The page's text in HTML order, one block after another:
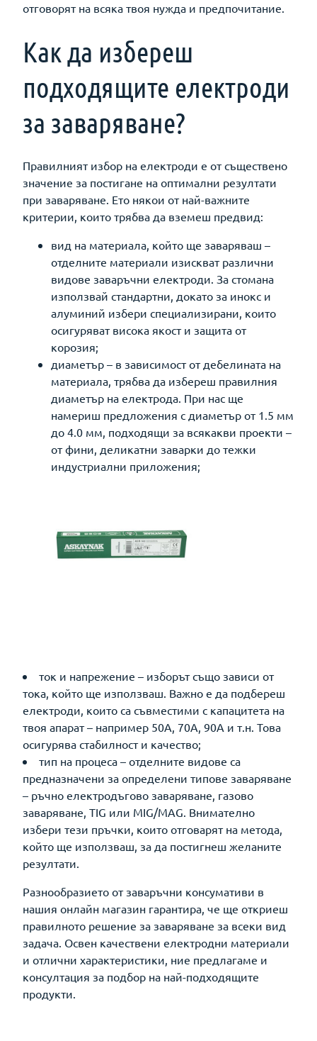
отговорят на всяка твоя нужда и предпочитание.
Как да избереш
подходящите електроди
за заваряване?
Правилният избор на електроди е от съществено
значение за постигане на оптимални резултати
при заваряване. Ето някои от най-важните
критерии, които трябва да вземеш предвид:
вид на материала, който ще заваряваш –
отделните материали изискват различни
видове заваръчни електроди. За стомана
използвай стандартни, докато за инокс и
алуминий избери специализирани, които
осигуряват висока якост и защита от
корозия;
диаметър – в зависимост от дебелината на
материала, трябва да избереш правилния
диаметър на електрода. При нас ще
намериш предложения с диаметър от 1.5 мм
до 4.0 мм, подходящи за всякакви проекти –
от фини, деликатни заварки до тежки
индустриални приложения;
ток и напрежение – изборът също зависи от
тока, който ще използваш. Важно е да подбереш
електроди, които са съвместими с капацитета на
твоя апарат – например 50A, 70A, 90A и т.н. Това
осигурява стабилност и качество;
тип на процеса – отделните видове са
предназначени за определени типове заваряване
– ръчно електродъгово заваряване, газово
заваряване, TIG или MIG/MAG. Внимателно
избери тези пръчки, които отговарят на метода,
който ще използваш, за да постигнеш желаните
резултати.
Разнообразието от заваръчни консумативи в
нашия онлайн магазин гарантира, че ще откриеш
правилното решение за заваряване за всеки вид
задача. Освен качествени електродни материали
и отлични характеристики, ние предлагаме и
консултация за подбор на най-подходящите
продукти.